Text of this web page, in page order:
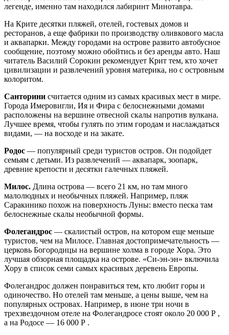
легенде, именно там находился лабиринт Минотавра.
На Крите десятки пляжей, отелей, гостевых домов и
ресторанов, а еще фабрики по производству оливкового масла
и аквапарки. Между городами на острове развито автобусное
сообщение, поэтому можно обойтись и без аренды авто. Наш
читатель Василий Сорокин рекомендует Крит тем, кто хочет
цивилизации и развлечений уровня материка, но с островным
колоритом.
Санторини считается одним из самых красивых мест в мире.
Города Имеровигли, Ия и Фира с белоснежными домами
расположены на вершине отвесной скалы напротив вулкана.
Лучшее время, чтобы гулять по этим городам и наслаждаться
видами, — на восходе и на закате.
Родос — популярный среди туристов остров. Он подойдет
семьям с детьми. Из развлечений — аквапарк, зоопарк,
древние крепости и десятки галечных пляжей.
Милос. Длина острова — всего 21 км, но там много
малолюдных и необычных пляжей. Например, пляж
Саракинико похож на поверхность Луны: вместо песка там
белоснежные скалы необычной формы.
Фолегандрос — скалистый остров, на котором еще меньше
туристов, чем на Милосе. Главная достопримечательность —
церковь Богородицы на вершине холма в городе Хора. Это
лучшая обзорная площадка на острове. «Си-эн-эн» включила
Хору в список семи самых красивых деревень Европы.
Фолегандрос должен понравиться тем, кто любит горы и
одиночество. Но отелей там меньше, а цены выше, чем на
популярных островах. Например, в июне три ночи в
трехзвездочном отеле на Фолегандросе стоят около 20 000 Р ,
а на Родосе — 16 000 Р .